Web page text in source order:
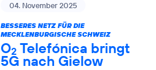
04. November 2025
BESSERES NETZ FÜR DIE
MECKLENBURGISCHE SCHWEIZ
O2 Telefónica bringt
5G nach Gielow